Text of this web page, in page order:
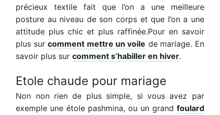
précieux textile fait que l’on a une meilleure
posture au niveau de son corps et que l’on a une
attitude plus chic et plus raffinée.Pour en savoir
plus surcomment mettre un voile de mariage. En
savoir plus surcomment s’habiller en hiver.
Etole chaude pour mariage
Non non rien de plus simple, si vous avez par
exemple une étole pashmina, ou un grand foulard